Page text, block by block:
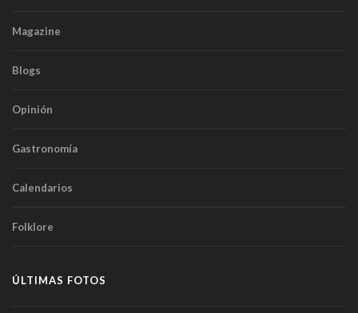
Magazine
Blogs
Opinión
Gastronomía
Calendarios
Folklore
ÚLTIMAS FOTOS